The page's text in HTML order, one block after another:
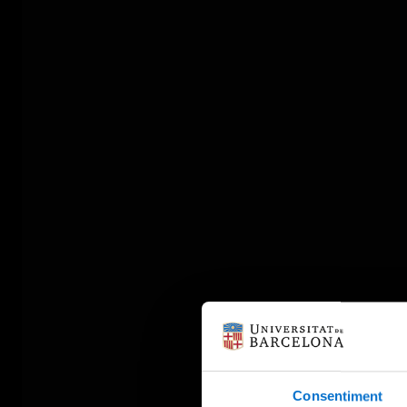
Consentiment